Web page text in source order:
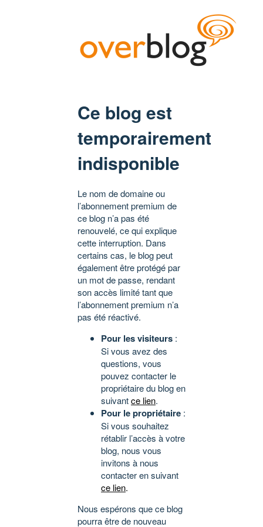
Ce blog est
temporairement
indisponible
Le nom de domaine ou
l’abonnement premium de
ce blog n’a pas été
renouvelé, ce qui explique
cette interruption. Dans
certains cas, le blog peut
également être protégé par
un mot de passe, rendant
son accès limité tant que
l’abonnement premium n’a
pas été réactivé.
Pour les visiteurs :
Si vous avez des
questions, vous
pouvez contacter le
propriétaire du blog en
suivantce lien.
Pour le propriétaire :
Si vous souhaitez
rétablir l’accès à votre
blog, nous vous
invitons à nous
contacter en suivant
ce lien.
Nous espérons que ce blog
pourra être de nouveau